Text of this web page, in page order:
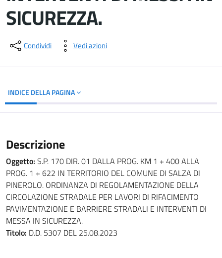
SICUREZZA.
Dettagli del documento
Condividi Vedi azioni
INDICE DELLA PAGINA
Descrizione
Oggetto: S.P. 170 DIR. 01 DALLA PROG. KM 1 + 400 ALLA
PROG. 1 + 622 IN TERRITORIO DEL COMUNE DI SALZA DI
PINEROLO. ORDINANZA DI REGOLAMENTAZIONE DELLA
CIRCOLAZIONE STRADALE PER LAVORI DI RIFACIMENTO
PAVIMENTAZIONE E BARRIERE STRADALI E INTERVENTI DI
MESSA IN SICUREZZA.
Titolo: D.D. 5307 DEL 25.08.2023